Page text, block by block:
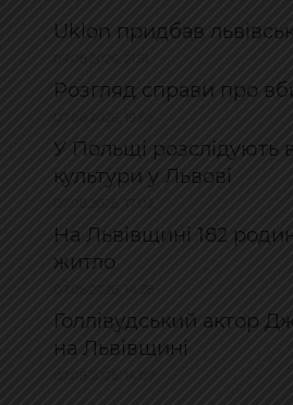
Uklon придбав
Розгляд справи про
У Польщі розслідують
культури у Львові
На Львівщині 182
житло
Голлівудський актор
на Львівщині